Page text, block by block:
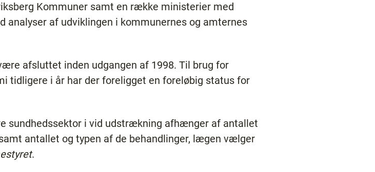
Kommuner samt en række ministerier med
analyser af udviklingen i kommunernes og amternes
afsluttet inden udgangen af 1998. Til brug for
tidligere i år har der foreligget en foreløbig status for
sundhedssektor i vid udstrækning afhænger af antallet
antallet og typen af de behandlinger, lægen vælger
.